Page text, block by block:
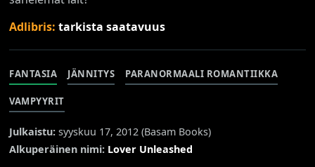
Adlibris:tarkista saatavuus
FANTASIA JÄNNITYS PARANORMAALI ROMANTIIKKA
VAMPYYRIT
Julkaistu: syyskuu 17, 2012 (Basam Books)
Alkuperäinen nimi: Lover Unleashed